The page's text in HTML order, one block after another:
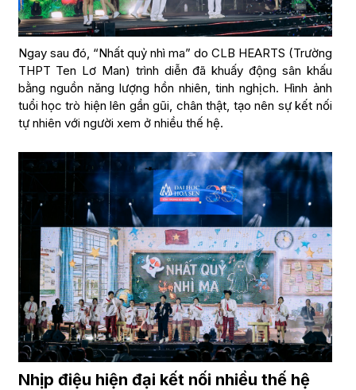
Ngay sau đó, “Nhất quỷ nhì ma” do CLB HEARTS (Trường
THPT Ten Lơ Man) trình diễn đã khuấy động sân khấu
bằng nguồn năng lượng hồn nhiên, tinh nghịch. Hình ảnh
tuổi học trò hiện lên gần gũi, chân thật, tạo nên sự kết nối
tự nhiên với người xem ở nhiều thế hệ.
Nhịp điệu hiện đại kết nối nhiều thế hệ